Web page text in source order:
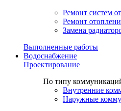
Ремонт систем
Ремонт
Замена
Выполненные работы
Водоснабжение
Проектирование
По типу
Внутренние
Наружные